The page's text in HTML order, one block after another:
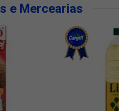
e Mercearias